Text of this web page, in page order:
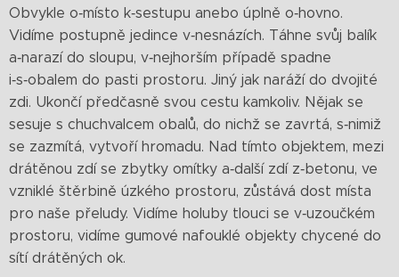
Obvykle o‑místo k‑sestupu anebo úplně o‑hovno.
Vidíme postupně jedince v‑nesnázích. Táhne svůj balík
a‑narazí do sloupu, v‑nejhorším případě spadne
i‑s‑obalem do pasti prostoru. Jiný jak naráží do dvojité
zdi. Ukončí předčasně svou cestu kamkoliv. Nějak se
sesuje s chuchvalcem obalů, do nichž se zavrtá, s‑nimiž
se zazmítá, vytvoří hromadu. Nad tímto objektem, mezi
drátěnou zdí se zbytky omítky a‑další zdí z‑betonu, ve
vzniklé štěrbině úzkého prostoru, zůstává dost místa
pro naše přeludy. Vidíme holuby tlouci se v‑uzoučkém
prostoru, vidíme gumové nafouklé objekty chycené do
sítí drátěných ok.